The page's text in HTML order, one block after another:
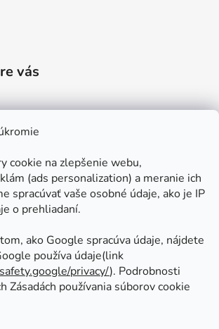
cookie na zlepšenie webu,
(ads personalization) a meranie ich
spracúvať vaše osobné údaje, ako je IP
o prehliadaní.
ako Google spracúva údaje, nájdete
používa údaje(link
privacy/⁩). Podrobnosti
Zásadách používania súborov cookie
vás
údajov
platby